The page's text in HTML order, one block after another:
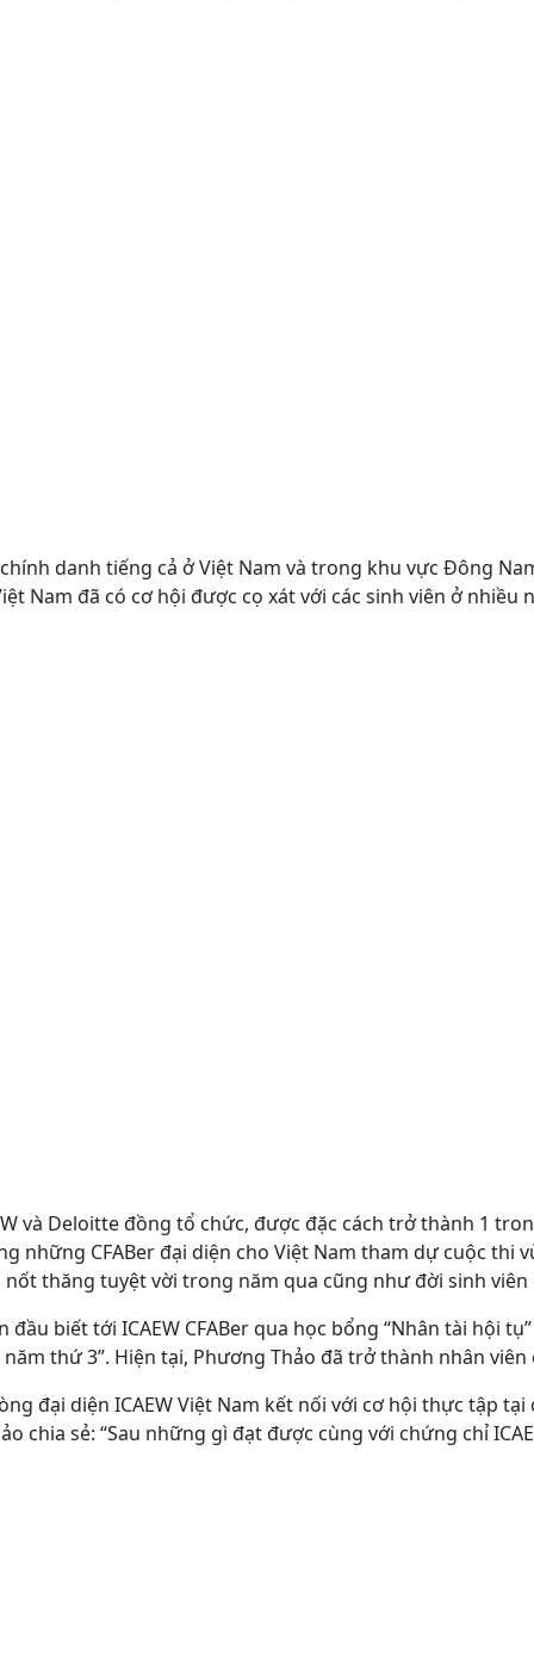
danh tiếng cả ở Việt Nam và trong khu vực Đông
Nam đã có cơ hội được cọ xát với các sinh viên ở
và Deloitte đồng tổ chức, được đặc cách trở thành 1
những CFABer đại diện cho Việt Nam tham dự cuộc
thăng tuyệt vời trong năm qua cũng như đời sinh viên
biết tới ICAEW CFABer qua học bổng “Nhân tài hội
thứ 3”. Hiện tại, Phương Thảo đã trở thành nhân
đại diện ICAEW Việt Nam kết nối với cơ hội thực tập
chia sẻ: “Sau những gì đạt được cùng với chứng chỉ